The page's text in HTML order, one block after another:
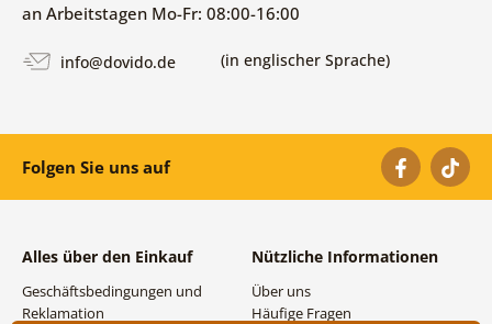
an Arbeitstagen Mo-Fr: 08:00-16:00
info@dovido.de (in englischer Sprache)
Folgen Sie uns auf
Alles über den Einkauf
Geschäftsbedingungen und
Reklamation
Nützliche Informationen
Über uns
Häufige Fragen